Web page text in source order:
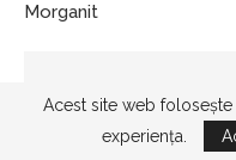
Morganit
Acest site web
experiența.